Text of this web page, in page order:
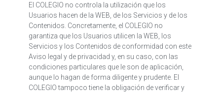
El COLEGIO no controla la utilización que los
Usuarios hacen de la WEB, de los Servicios y de los
Contenidos. Concretamente, el COLEGIO no
garantiza que los Usuarios utilicen la WEB, los
Servicios y los Contenidos de conformidad con este
Aviso legal y de privacidad y, en su caso, con las
condiciones particulares que le son de aplicación,
aunque lo hagan de forma diligente y prudente. El
COLEGIO tampoco tiene la obligación de verificar y